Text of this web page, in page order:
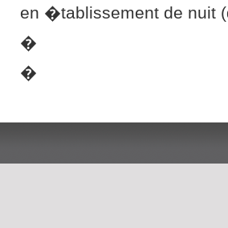
en �tablissement de
�
�